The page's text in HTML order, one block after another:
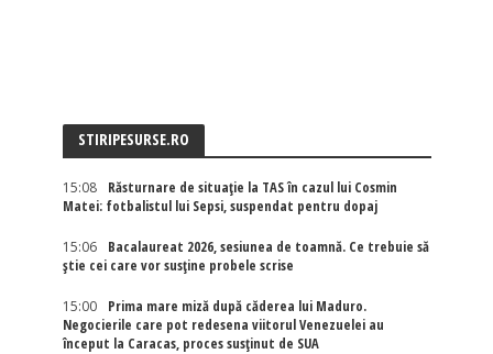
STIRIPESURSE.RO
15:08
Răsturnare de situație la TAS în cazul lui Cosmin
Matei: fotbalistul lui Sepsi, suspendat pentru dopaj
15:06
Bacalaureat 2026, sesiunea de toamnă. Ce trebuie să
știe cei care vor susține probele scrise
15:00
Prima mare miză după căderea lui Maduro.
Negocierile care pot redesena viitorul Venezuelei au
început la Caracas, proces susținut de SUA